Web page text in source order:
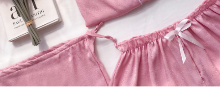
프 하세요!